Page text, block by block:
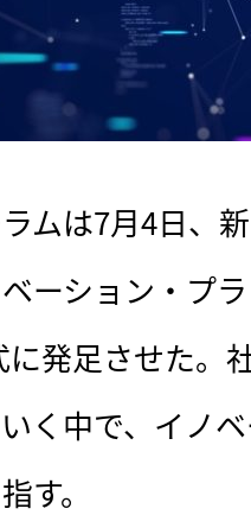
ムは7月4日、
ーション・プ
に発足させた
く中で、イノ
す。